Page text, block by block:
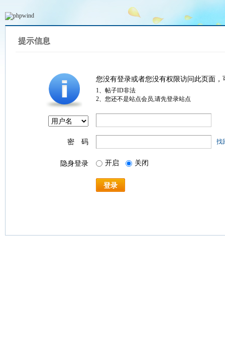
提示信息
您没有登录或者您没有权限访问此页面
1、帖子ID非法
2、您还不是站点会员,请先登录站点
密 码 找
隐身登录 开启 关闭
登录